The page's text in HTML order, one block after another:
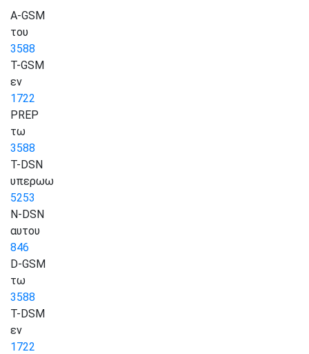
A-GSM
του
3588
T-GSM
εν
1722
PREP
τω
3588
T-DSN
υπερωω
5253
N-DSN
αυτου
846
D-GSM
τω
3588
T-DSM
εν
1722